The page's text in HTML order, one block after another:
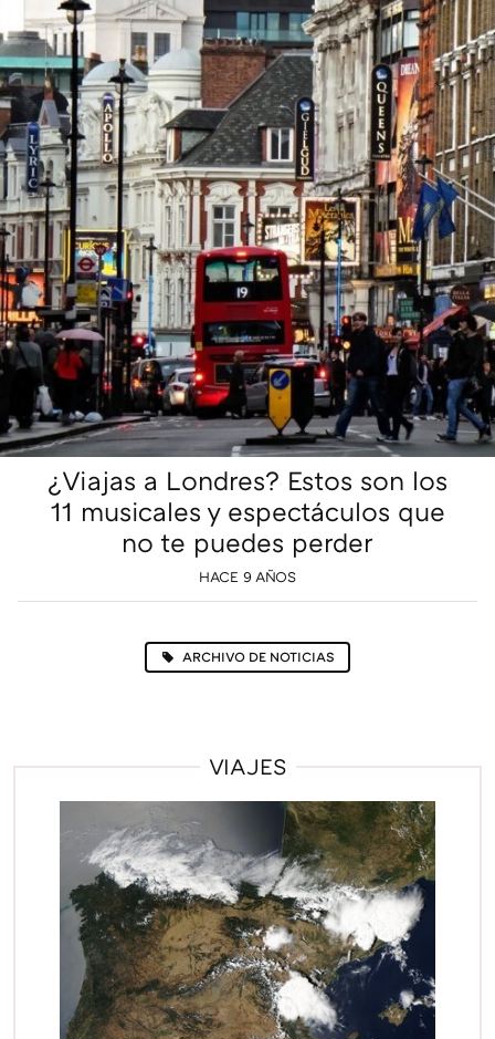
¿Viajas a Londres? Estos son los
11 musicales y espectáculos que
no te puedes perder
HACE 9 AÑOS
ARCHIVO DE NOTICIAS
VIAJES